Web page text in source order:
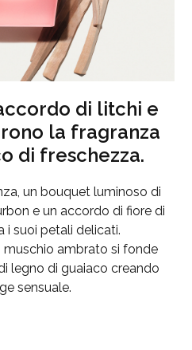
di litchi e
la fragranza
di freschezza.
un bouquet luminoso di
e un accordo di fiore di
i suoi petali delicati.
muschio ambrato si fonde
legno di guaiaco creando
sensuale.